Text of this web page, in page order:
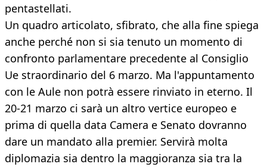
pentastellati.
Un quadro articolato, sfibrato, che alla fine spiega
anche perché non si sia tenuto un momento di
confronto parlamentare precedente al Consiglio
Ue straordinario del 6 marzo. Ma l'appuntamento
con le Aule non potrà essere rinviato in eterno. Il
20-21 marzo ci sarà un altro vertice europeo e
prima di quella data Camera e Senato dovranno
dare un mandato alla premier. Servirà molta
diplomazia sia dentro la maggioranza sia tra la